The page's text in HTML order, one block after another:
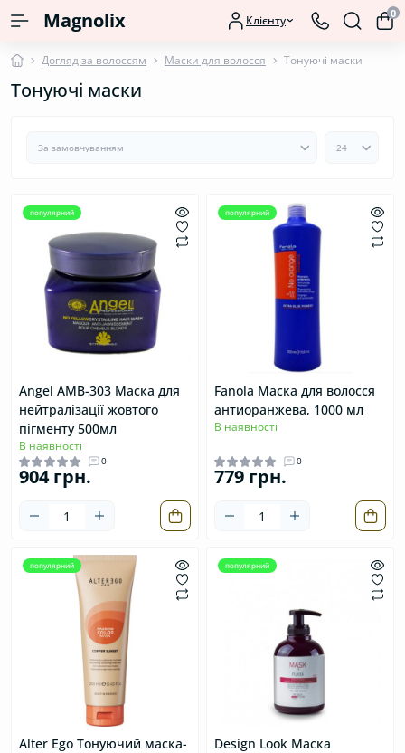
Magnolix Клієнту 0
Догляд за волоссям Маски для волосся Тонуючі маски
Тонуючі маски
популярний
Angel AMB-303 Маска для
нейтралізації жовтого
пігменту 500мл
В наявності
0
904 грн.
популярний
Fanola Маска для волосся
антиоранжева, 1000 мл
В наявності
0
779 грн.
популярний
Alter Ego Тонуючий маска-
популярний
Design Look Маска